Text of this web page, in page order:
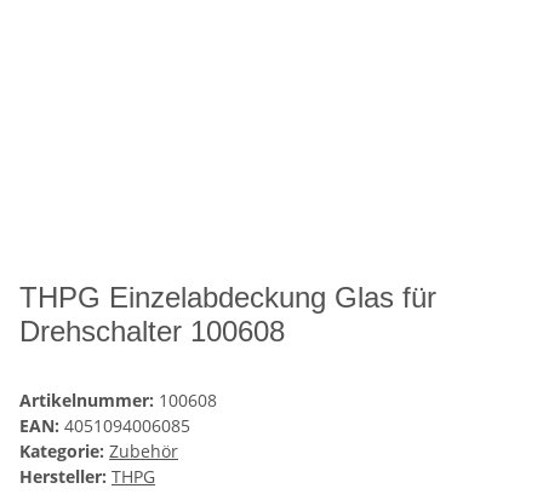
THPG Einzelabdeckung Glas für
Drehschalter 100608
Artikelnummer: 100608
EAN: 4051094006085
Kategorie: Zubehör
Hersteller: THPG